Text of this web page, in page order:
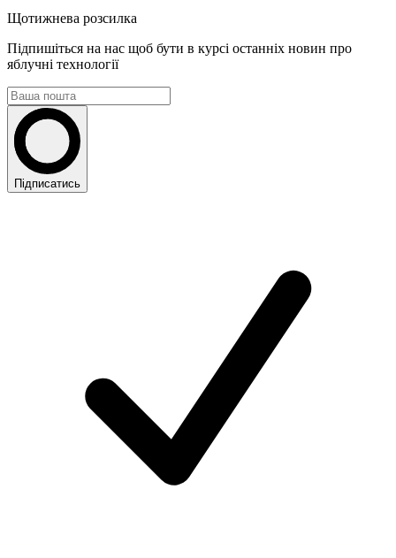
Щотижнева розсилка
Підпишіться на нас щоб бути в курсі останніх новин про
яблучні технології
Підписатись